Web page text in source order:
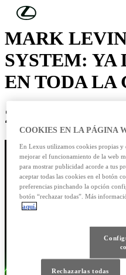
Skip to Main Content
MARK
SYSTEM: YA
EN TODA LA
25 /07 / 2013
COOKIES EN LA PÁGINA
En Lexus utilizamos cookies propias y
mejorar el funcionamiento de la web
para mostrar publicidad acorde a tus
aceptar todas las cookies en el botón
preferencias pinchando la opción
botón “rechazar todas”. Más
aquí.
Rechazarlas todas